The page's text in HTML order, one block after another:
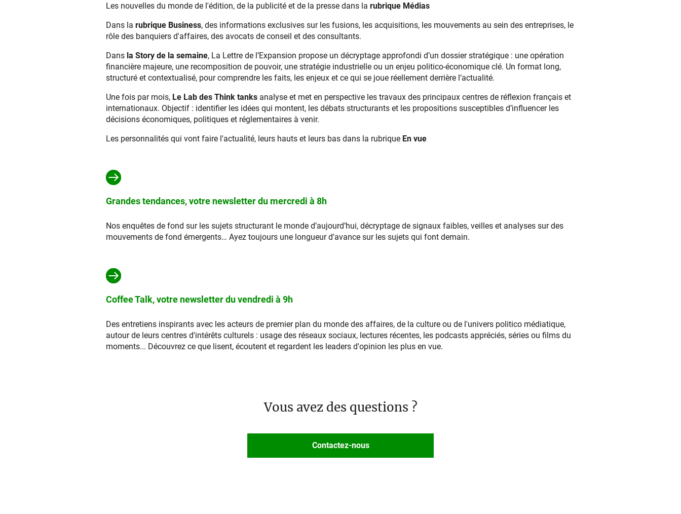
Les nouvelles du monde de l'édition, de la publicité et de la presse dans la rubrique Médias
Dans la rubrique Business, des informations exclusives sur les fusions, les acquisitions, les mouvements au sein des entreprises, le
rôle des banquiers d'affaires, des avocats de conseil et des consultants.
Dans la Story de la semaine, La Lettre de l’Expansion propose un décryptage approfondi d’un dossier stratégique : une opération
financière majeure, une recomposition de pouvoir, une stratégie industrielle ou un enjeu politico-économique clé. Un format long,
structuré et contextualisé, pour comprendre les faits, les enjeux et ce qui se joue réellement derrière l’actualité.
Une fois par mois, Le Lab des Think tanks analyse et met en perspective les travaux des principaux centres de réflexion français et
internationaux. Objectif : identifier les idées qui montent, les débats structurants et les propositions susceptibles d’influencer les
décisions économiques, politiques et réglementaires à venir.
Les personnalités qui vont faire l'actualité, leurs hauts et leurs bas dans la rubrique En vue
Grandes tendances, votre newsletter du mercredi à 8h
Nos enquêtes de fond sur les sujets structurant le monde d’aujourd’hui, décryptage de signaux faibles, veilles et analyses sur des
mouvements de fond émergents… Ayez toujours une longueur d'avance sur les sujets qui font demain.
Coffee Talk, votre newsletter du vendredi à 9h
Des entretiens inspirants avec les acteurs de premier plan du monde des affaires, de la culture ou de l'univers politico médiatique,
autour de leurs centres d'intérêts culturels : usage des réseaux sociaux, lectures récentes, les podcasts appréciés, séries ou films du
moments... Découvrez ce que lisent, écoutent et regardent les leaders d'opinion les plus en vue.
Vous avez des questions ?
Contactez-nous